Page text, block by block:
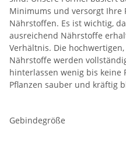
Minimums und versorgt Ihre
Nährstoffen. Es ist wichtig,
ausreichend Nährstoffe
Verhältnis. Die
Nährstoffe werden
hinterlassen wenig bis keine
Pflanzen sauber und kräftig
Gebindegröße